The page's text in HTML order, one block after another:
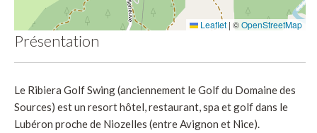
Leaflet | ©OpenStreetMap
Présentation
Le Ribiera Golf Swing (anciennement le Golf du Domaine des
Sources) est un resort hôtel, restaurant, spa et golf dans le
Lubéron proche de Niozelles (entre Avignon et Nice).